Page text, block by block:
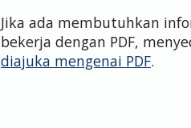
Jika ada membutuhkan
bekerja dengan PDF,
diajuka mengenai PDF.